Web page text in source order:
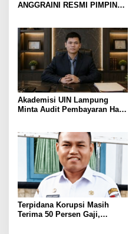
ANGGRAINI RESMI PIMPIN
KAMTIBMAS DAN
PELAYANAN PRESISI
Akademisi UIN Lampung
Minta Audit Pembayaran Hak
Berlarut
Terpidana Korupsi Masih
Terima 50 Persen Gaji,